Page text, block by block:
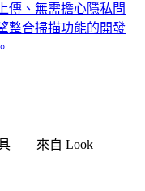
傳、無需擔心隱私問
整合掃描功能的開發
具——來自 Look